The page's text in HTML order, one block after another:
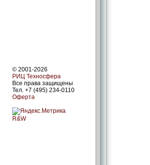
© 2001-2026
РИЦ Техносфера
Все права защищены
Тел. +7 (495) 234-0110
Оферта
R&W